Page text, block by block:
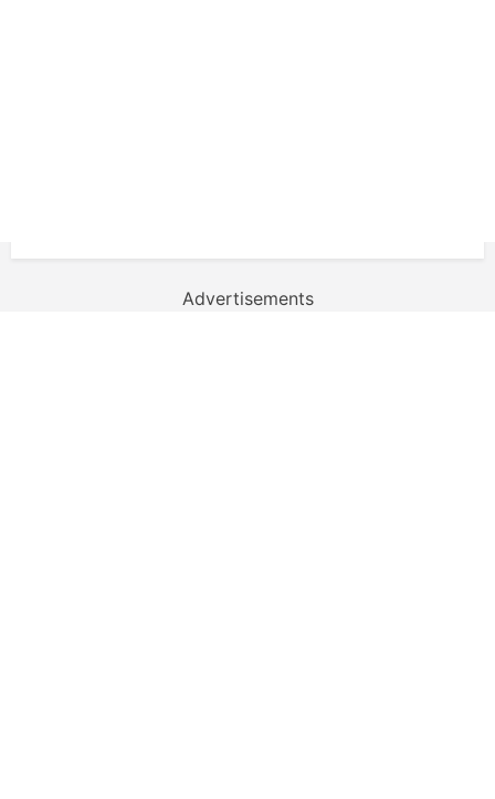
Advertisements